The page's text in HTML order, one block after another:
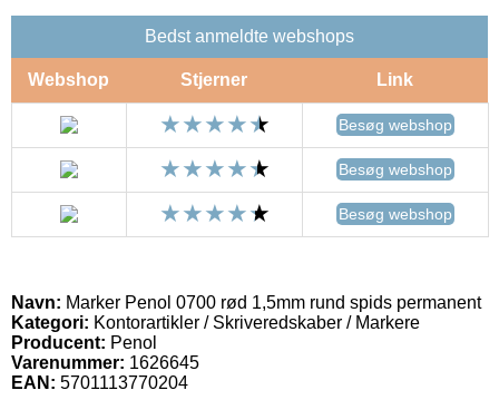
Bedst anmeldte webshops
Webshop Stjerner Link
Besøg webshop
Besøg webshop
Besøg webshop
Navn: Marker Penol 0700 rød 1,5mm rund spids permanent
Kategori: Kontorartikler / Skriveredskaber / Markere
Producent: Penol
Varenummer: 1626645
EAN: 5701113770204